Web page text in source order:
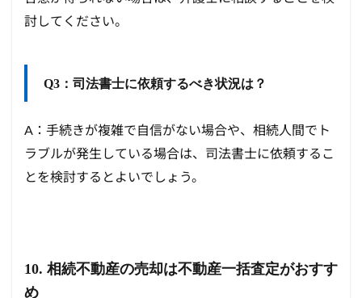
討してください。
Q3：司法書士に依頼するべき状況は？
A：手続きが複雑で自信がない場合や、相続人間でト
ラブルが発生している場合は、司法書士に依頼するこ
とを検討するとよいでしょう。
10. 相続不動産の売却は不動産一括査定がおすす
め